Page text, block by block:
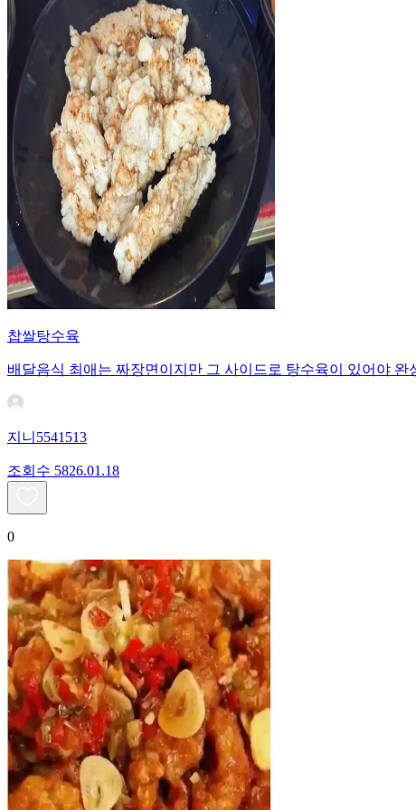
찹쌀탕수육
배달음식 최애는 짜장면이지만 그 사이드로 탕수육이 있어야
지니5541513
조회수 5826.01.18
0